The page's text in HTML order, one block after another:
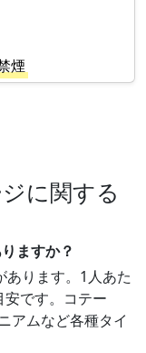
煙
に関する
ますか？
あります。1人あた
です。コテー
アムなど各種タイ